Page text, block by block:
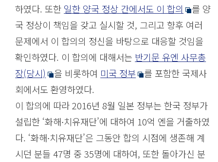
하였다. 또한 일한 양국 정상 간에서도 이 합의
를 양
국 정상이 책임을 갖고 실시할 것, 그리고 향후 여러
문제에서 이 합의의 정신을 바탕으로 대응할 것임을
확인하였다. 이 합의에 대해서는 반기문 유엔 사무총
장(당시)
을 비롯하여 미국 정부
를 포함한 국제사
회에서도 환영하였다.
이 합의에 따라 2016년 8월 일본 정부는 한국 정부가
설립한 ‘화해∙치유재단’에 대하여 10억 엔을 거출하였
다. ‘화해∙치유재단’은 그동안 합의 시점에 생존해 계
시던 분들 47명 중 35명에 대하여, 또한 돌아가신 분